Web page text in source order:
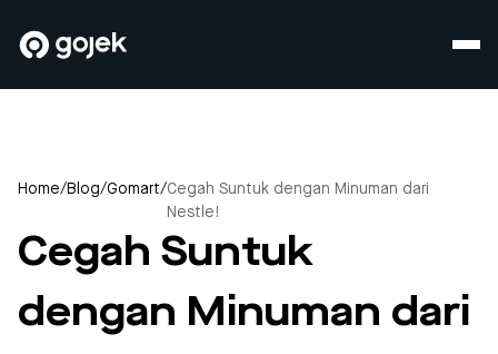
Home/Blog/Gomart/Cegah Suntuk dengan Minuman dari
Nestle!
Cegah Suntuk
dengan Minuman dari